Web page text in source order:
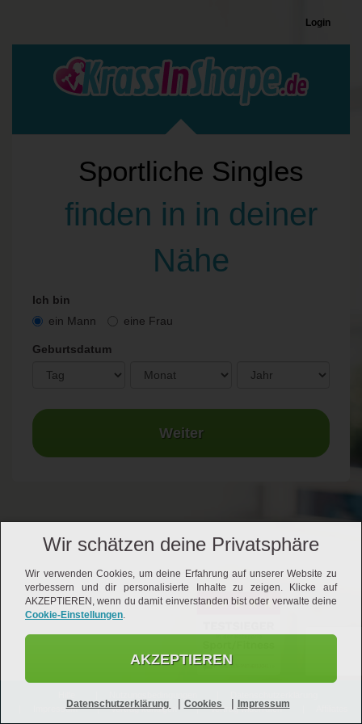
Login
Sportliche Singles
finden in in deiner
Nähe
Ich bin
ein Mann
eine Frau
Geburtsdatum
Weiter
Impressum
Vertrag kündigen Vertrag widerrufen
Wir schätzen deine Privatsphäre
Wir verwenden Cookies, um deine Erfahrung auf unserer Website zu
verbessern und dir personalisierte Inhalte zu zeigen. Klicke auf
AKZEPTIEREN, wenn du damit einverstanden bist oder verwalte deine
Cookie-Einstellungen.
AKZEPTIEREN
Datenschutzerklärung | Cookies | Impressum